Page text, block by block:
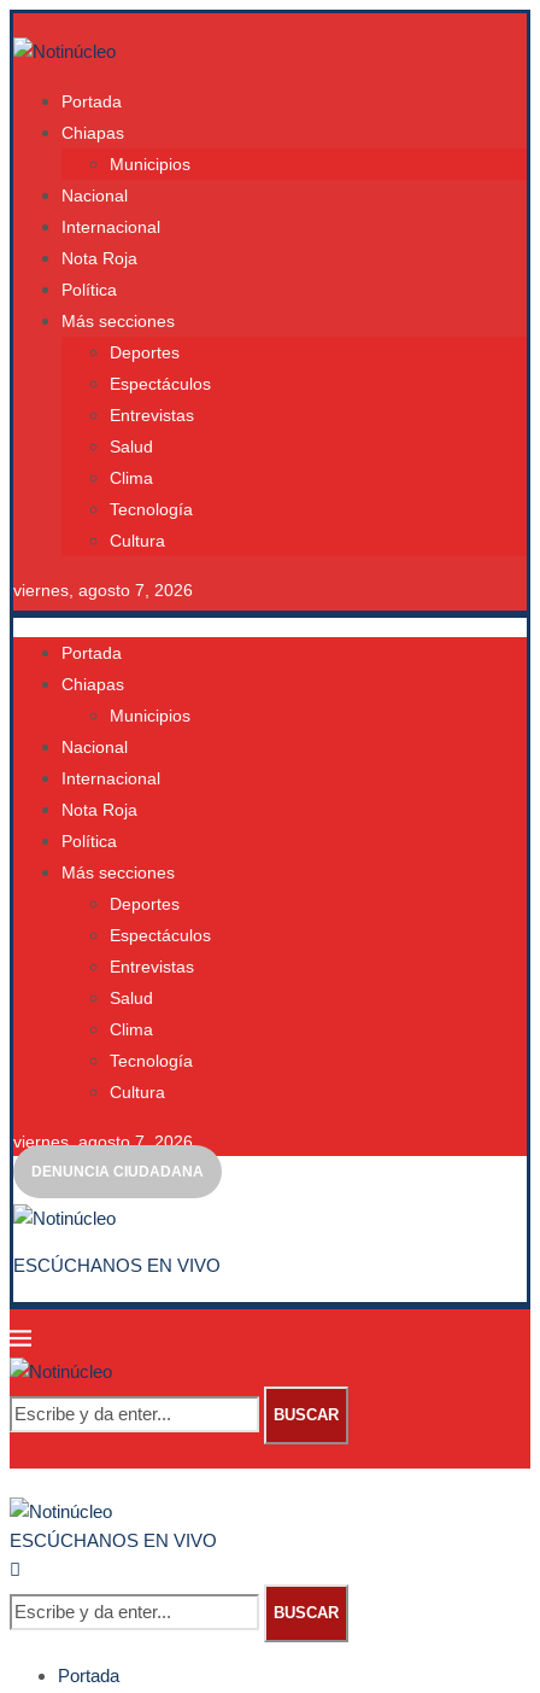
Portada
Chiapas
Municipios
Nacional
Internacional
Nota Roja
Política
Más secciones
Deportes
Espectáculos
Entrevistas
Salud
Clima
Tecnología
Cultura
viernes, agosto 7, 2026
Portada
Chiapas
Municipios
Nacional
Internacional
Nota Roja
Política
Más secciones
Deportes
Espectáculos
Entrevistas
Salud
Clima
Tecnología
Cultura
viernes, agosto 7, 2026
DENUNCIA CIUDADANA
ESCÚCHANOS EN VIVO
BUSCAR
ESCÚCHANOS EN VIVO
BUSCAR
Portada